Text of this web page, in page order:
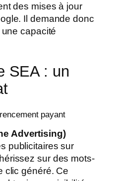
des mises à jour
Il demande donc
capacité
SEA : un
payant
Advertising)
publicitaires sur
sur des mots-
clic généré. Ce